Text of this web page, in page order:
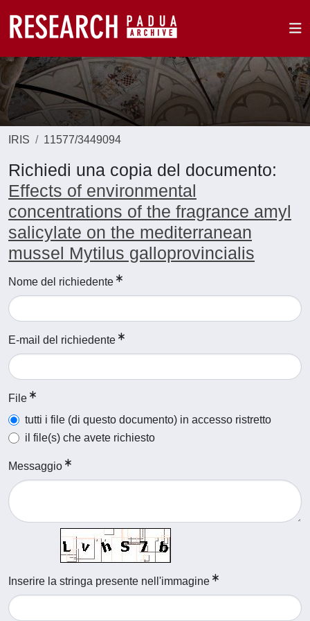
IRIS 11577/3449094
Richiedi una copia del documento:
Effects of environmental
concentrations of the fragrance amyl
salicylate on the mediterranean
mussel Mytilus galloprovincialis
Nome del richiedente
E-mail del richiedente
File
tutti i file (di questo documento) in accesso ristretto
il file(s) che avete richiesto
Messaggio
Inserire la stringa presente nell'immagine